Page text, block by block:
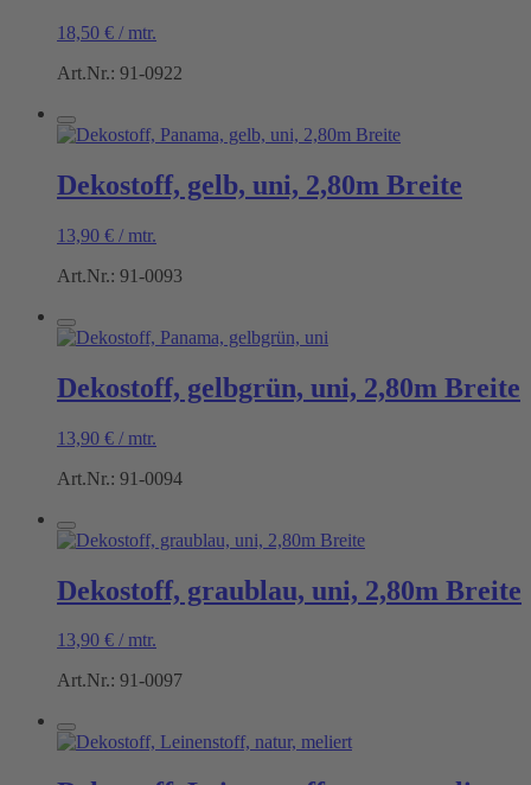
18,50 € / mtr.
Art.Nr.: 91-0922
Dekostoff, gelb, uni, 2,80m Breite
13,90 € / mtr.
Art.Nr.: 91-0093
Dekostoff, gelbgrün, uni, 2,80m Breite
13,90 € / mtr.
Art.Nr.: 91-0094
Dekostoff, graublau, uni, 2,80m Breite
13,90 € / mtr.
Art.Nr.: 91-0097